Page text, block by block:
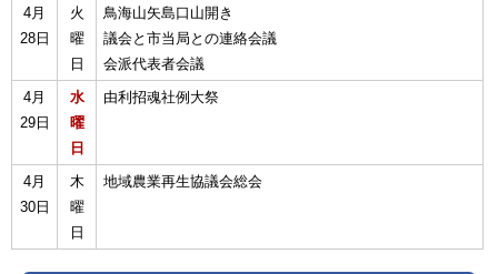
4月
28日
火
曜
日
鳥海山矢島口山開き
議会と市当局との連絡会議
会派代表者会議
4月
29日
水
曜
日
由利招魂社例大祭
4月
30日
木
曜
日
地域農業再生協議会総会